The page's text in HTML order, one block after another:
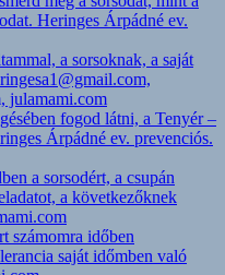
Heringes Árpádné ev.
a sorsoknak, a saját
julamami.com
fogod látni, a Tenyér –
Árpádné ev. prevenciós.
a sorsodért, a csupán
a következőknek
számomra időben
saját időmben való